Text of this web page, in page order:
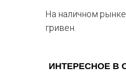
На наличном
гривен.